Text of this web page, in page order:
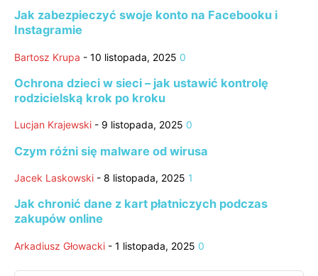
Jak zabezpieczyć swoje konto na Facebooku i
Instagramie
Bartosz Krupa - 10 listopada, 2025 0
Ochrona dzieci w sieci – jak ustawić kontrolę
rodzicielską krok po kroku
Lucjan Krajewski - 9 listopada, 2025 0
Czym różni się malware od wirusa
Jacek Laskowski - 8 listopada, 2025 1
Jak chronić dane z kart płatniczych podczas
zakupów online
Arkadiusz Głowacki - 1 listopada, 2025 0